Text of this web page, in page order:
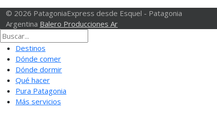
© 2026 PatagoniaExpress desde Esquel - Patagonia
Argentina Balero Producciones Ar
Destinos
Dónde comer
Dónde dormir
Qué hacer
Pura Patagonia
Más servicios